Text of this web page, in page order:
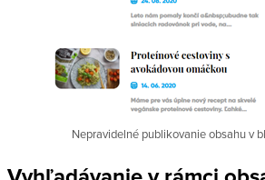
Nepravidelné publikovanie obsahu v